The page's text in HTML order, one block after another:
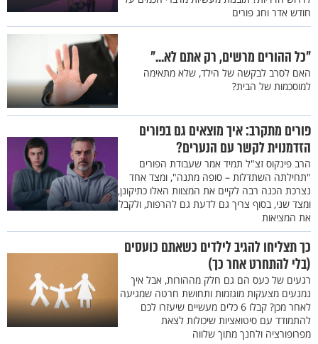
חודש אדר וחג פורים
"כל ההורים מרשים, רק אתם לא..."
האם לסרב לבקשה של הילד, שלא מתאימה
למוסכמות של הבית?
פורים מתקרב: איך מוצאים גם בפורים
הזדמנוית לקשר עם הנערים?
הרב פינקוס זצ"ל תמיד אמר שעבודת הפורים
"תחילתה השתדלות – סופה מתנה", ומצד אחד
נצרכת הכנה רבה לקיים את המצוות האלו כתיקונן,
ומצד שני, בסוף צריך גם לדעת גם להרפות, ולקבל
את המציאות
כך תצליחו להגיב לילדים כשאתם כועסים
(בלי להתחרט אחר כך)
רגעים של כעס הם גם חלק מההורות, אבל איך
נמנעים מצעקות מוגזמות ותחושת חרטה שמגיעה
לאחר מכן? קבלו 6 כלים מעשיים שיעזרו לכם
להתמודד עם סיטואציות שיכולות לצאת
מפרופורציה ולחנך מתוך שלווה